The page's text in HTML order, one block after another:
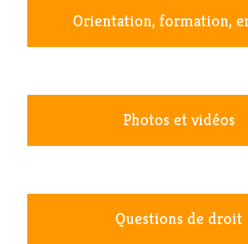
Orientation, formation,
Photos et vidéos
Questions de droit